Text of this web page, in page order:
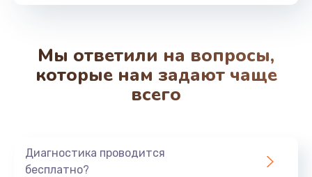
от 550 руб.
Замена вибромотора
от 550 руб.
Заказать
от 1100 руб.
Мы ответили на вопросы,
которые нам задают чаще
всего
Диагностика проводится
бесплатно?